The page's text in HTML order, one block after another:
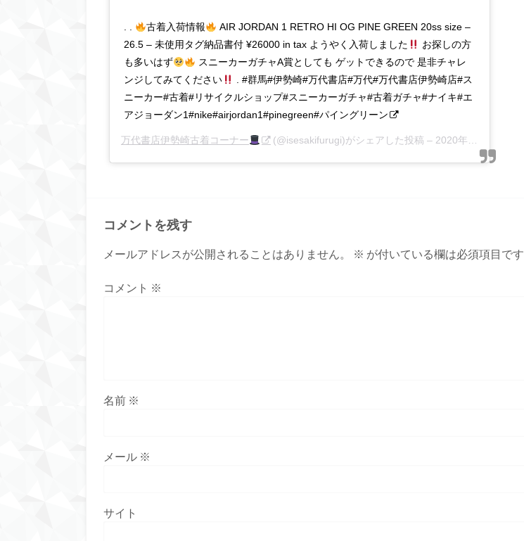
古着入荷情報
AIR JORDAN 1 RETRO HI OG PINE GREEN 20ss size –
26.5 – 未使用タグ納品書付 ¥26000 in tax ようやく入荷しました
お探しの方
も多いはず
スニーカーガチャA賞としても ゲットできるので 是非チャレ
ンジしてみてください
. #群馬#伊勢崎#万代書店#万代#万代書店伊勢崎店#ス
ニーカー#古着#リサイクルショップ#スニーカーガチャ#古着ガチャ#ナイキ#エ
アジョーダン1#nike#airjordan1#pinegreen#パイングリーン
万代書店伊勢崎古着コーナー (@isesakifurugi)がシェアした投稿 – 2020年 3月月10日午前2時13分PDT
コメントを残す
メールアドレスが公開されることはありません。 ※ が付いている欄は必須項目です
コメント ※
名前 ※
メール ※
サイト